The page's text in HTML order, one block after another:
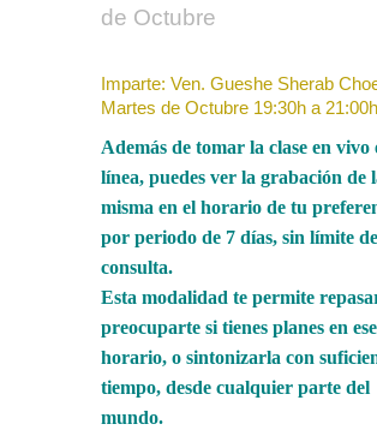
de Octubre
Imparte: Ven. Gueshe Sherab
Martes de Octubre 19:30h a 21:00h
Además de tomar la clase en vivo
línea, puedes ver la grabación de
misma en el horario de tu
por periodo de 7 días, sin límite de
consulta.
Esta modalidad te permite
preocuparte si tienes planes en ese
horario, o sintonizarla con
tiempo, desde cualquier parte del
mundo.